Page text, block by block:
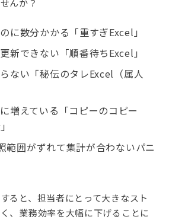
に数分かかる「重すぎExcel」
新できない「順番待ちExcel」
ない「秘伝のタレExcel（属人
増えている「コピーのコピー
範囲がずれて集計が合わないパニ
ると、担当者にとって大きなスト
、業務効率を大幅に下げることに